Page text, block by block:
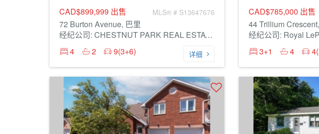
CAD$899,999 出售 MLS® # S13647676
72 Burton Avenue, 巴里
经纪公司: CHESTNUT PARK REAL ESTATE LIMITED
4
2 9(3+6) 详细
CAD$785,000 出售
44 Trillium
经纪公司: Royal
3+1
4